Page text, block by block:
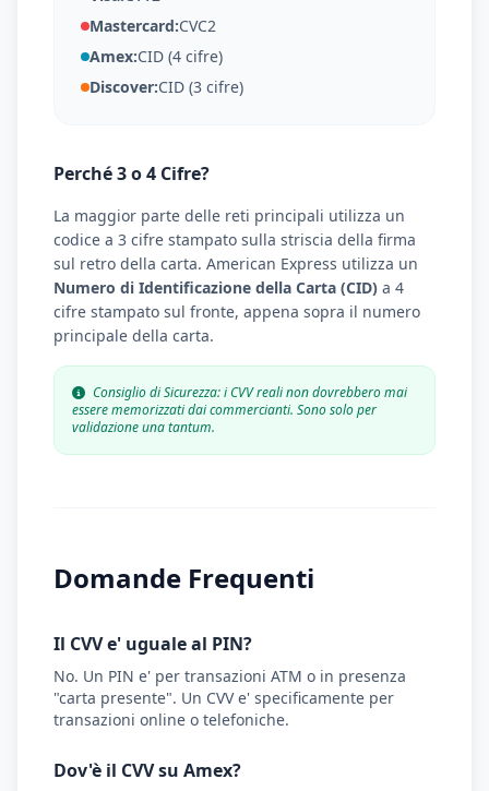
Mastercard:CVC2
Amex:CID (4 cifre)
Discover:CID (3 cifre)
Perché 3 o 4 Cifre?
La maggior parte delle reti principali utilizza un
codice a 3 cifre stampato sulla striscia della firma
sul retro della carta. American Express utilizza un
Numero di Identificazione della Carta (CID) a 4
cifre stampato sul fronte, appena sopra il numero
principale della carta.
Consiglio di Sicurezza: i CVV reali non dovrebbero mai
essere memorizzati dai commercianti. Sono solo per
validazione una tantum.
Domande Frequenti
Il CVV e' uguale al PIN?
No. Un PIN e' per transazioni ATM o in presenza
"carta presente". Un CVV e' specificamente per
transazioni online o telefoniche.
Dov'è il CVV su Amex?